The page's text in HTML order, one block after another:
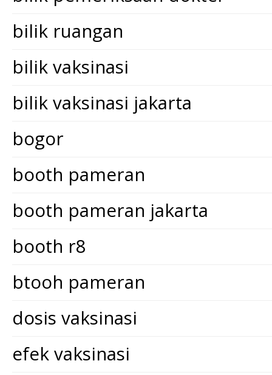
bilik ruangan
bilik vaksinasi
bilik vaksinasi jakarta
bogor
booth pameran
booth pameran jakarta
booth r8
btooh pameran
dosis vaksinasi
efek vaksinasi